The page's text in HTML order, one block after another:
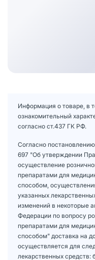
Информация о товаре, в
ознакомительный
согласно ст.437 ГК РФ.
Согласно
697 "Об утверждении
осуществление
препаратами для
способом,
указанных
изменений в некоторые
Федерации по вопросу
препаратами для
способом" доставка на
осуществляется для
лекарственных средств: